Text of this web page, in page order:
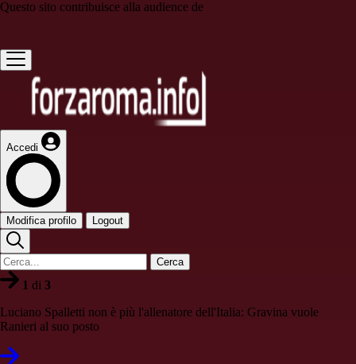
Questo sito contribuisce alla audience de
Accedi
Modifica profilo Logout
Cerca
1 di 3
Luciano Spalletti non è più l'allenatore dell'Italia: Gravina vuole
Ranieri al suo posto